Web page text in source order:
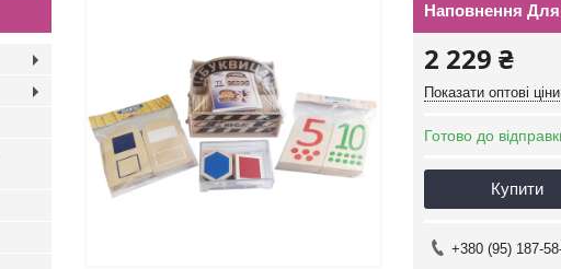
Наповнення
2 229 ₴
Показати оптові ціни
Готово до
Купити
+380 (95) 187-